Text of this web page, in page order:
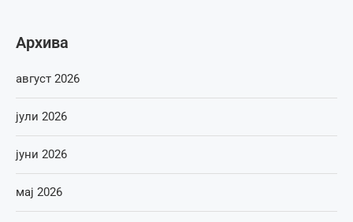
Архива
август 2026
јули 2026
јуни 2026
мај 2026